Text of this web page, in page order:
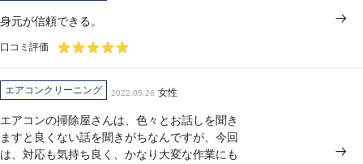
身元が信頼できる。
口コミ評価
エアコンクリーニング 2022.05.26 女性
エアコンの掃除屋さんは、色々とお話しを聞き
ますと良くない話を聞きがちなんですが、今回
は、対応も気持ち良く、かなり大変な作業にも